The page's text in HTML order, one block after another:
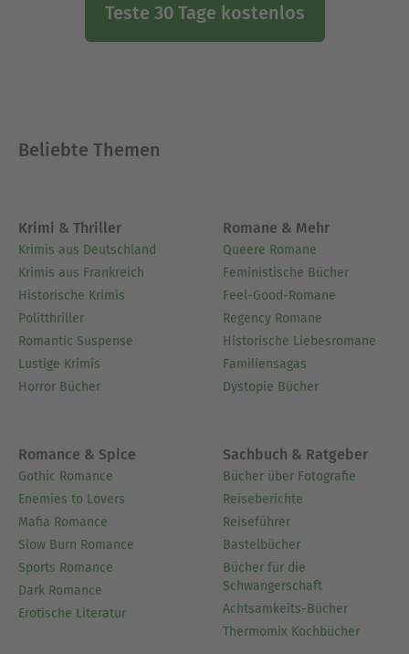
Teste 30 Tage kostenlos
Beliebte Themen
Krimi & Thriller
Krimis aus Deutschland
Krimis aus Frankreich
Historische Krimis
Politthriller
Romantic Suspense
Lustige Krimis
Horror Bücher
Romane & Mehr
Queere Romane
Feministische Bücher
Feel-Good-Romane
Regency Romane
Historische Liebesromane
Familiensagas
Dystopie Bücher
Romance & Spice
Gothic Romance
Enemies to Lovers
Mafia Romance
Slow Burn Romance
Sports Romance
Dark Romance
Erotische Literatur
Sachbuch & Ratgeber
Bücher über Fotografie
Reiseberichte
Reiseführer
Bastelbücher
Bücher für die
Schwangerschaft
Achtsamkeits-Bücher
Thermomix Kochbücher